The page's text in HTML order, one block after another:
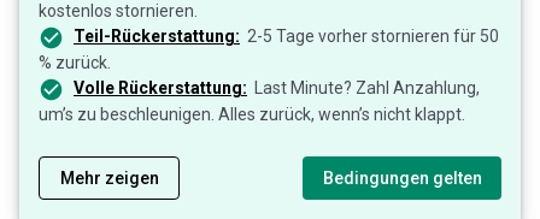
kostenlos stornieren.
Teil-Rückerstattung: 2-5 Tage vorher stornieren für 50
% zurück.
Volle Rückerstattung:
Last Minute? Zahl Anzahlung,
um’s zu beschleunigen. Alles zurück, wenn’s nicht klappt.
Mehr zeigen Bedingungen gelten